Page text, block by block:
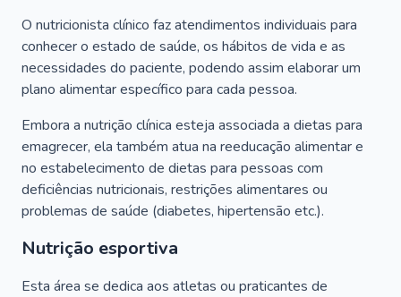
O nutricionista clínico faz atendimentos individuais para
conhecer o estado de saúde, os hábitos de vida e as
necessidades do paciente, podendo assim elaborar um
plano alimentar específico para cada pessoa.
Embora a nutrição clínica esteja associada a dietas para
emagrecer, ela também atua na reeducação alimentar e
no estabelecimento de dietas para pessoas com
deficiências nutricionais, restrições alimentares ou
problemas de saúde (diabetes, hipertensão etc.).
Nutrição esportiva
Esta área se dedica aos atletas ou praticantes de